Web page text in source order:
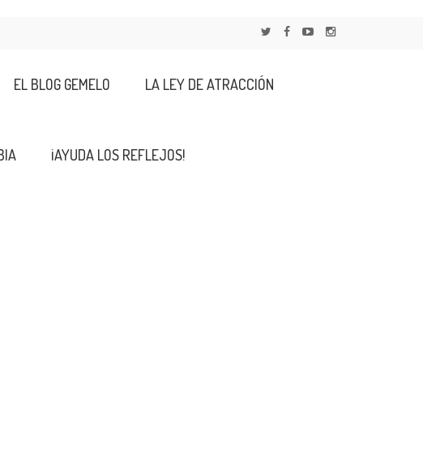
EL BLOG GEMELO LA LEY DE ATRACCIÓN
¡AYUDA LOS REFLEJOS!